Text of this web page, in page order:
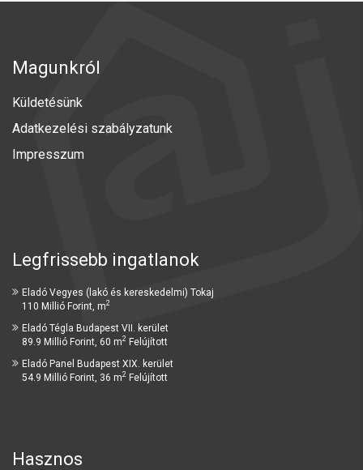
Magunkról
Küldetésünk
Adatkezelési szabályzatunk
Impresszum
Legfrissebb ingatlanok
Eladó Vegyes (lakó és kereskedelmi) Tokaj
110 Millió Forint, m2
Eladó Tégla Budapest VII. kerület
89.9 Millió Forint, 60 m2 Felújított
Eladó Panel Budapest XIX. kerület
54.9 Millió Forint, 36 m2 Felújított
Hasznos